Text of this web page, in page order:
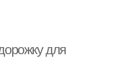
для